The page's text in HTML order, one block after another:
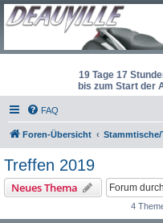
19 Tage 17
bis zum Start der
FAQ
Foren-Übersicht
Treffen 2019
Neues Thema
4